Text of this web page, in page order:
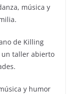
música y
de Killing
un taller abierto
y humor